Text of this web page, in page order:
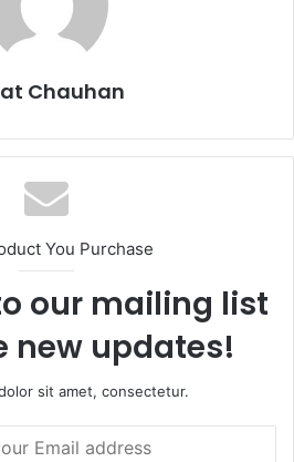
Chauhan
You Purchase
our mailing list
new updates!
sit amet, consectetur.